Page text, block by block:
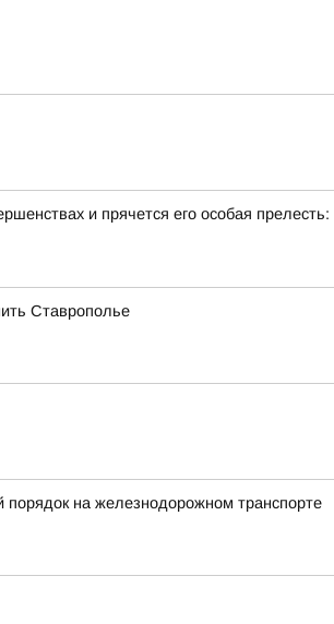
и прячется его особая
Ставрополье
на железнодорожном транспорте